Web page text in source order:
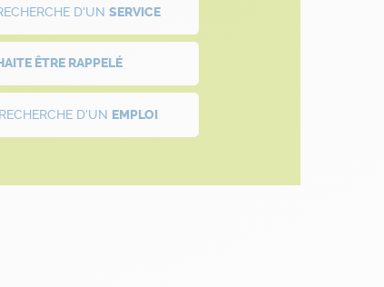
D'UN SERVICE
ÊTRE RAPPELÉ
D'UN EMPLOI